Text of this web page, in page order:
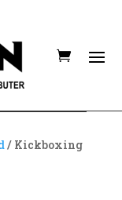
/ Kickboxing